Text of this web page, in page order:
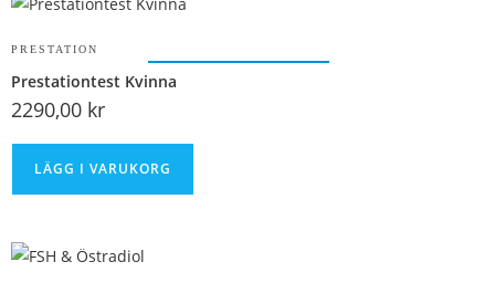
PRESTATION
Prestationtest Kvinna
2290,00 kr
LÄGG I VARUKORG